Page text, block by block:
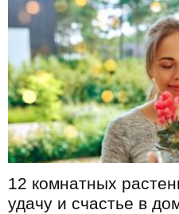
12 комнатных
удачу и счастье в